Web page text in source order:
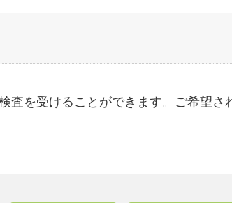
査を受けることができます。ご希望さ